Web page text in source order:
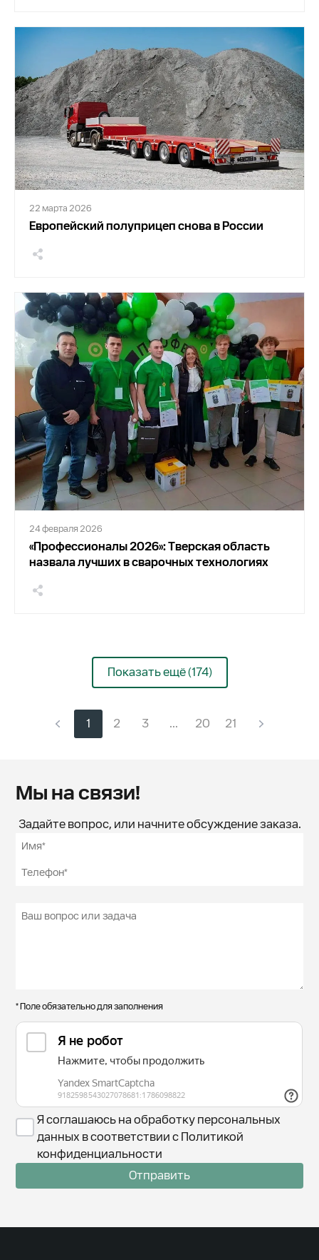
22 марта 2026
Европейский полуприцеп снова в России
24 февраля 2026
«Профессионалы 2026»: Тверская область
назвала лучших в сварочных технологиях
Показать ещё (174)
1 2 3 ... 20 21
Мы на связи!
Задайте вопрос, или начните обсуждение заказа.
* Поле обязательно для заполнения
Я соглашаюсь на обработку персональных
данных в соответствии с Политикой
конфиденциальности
Отправить